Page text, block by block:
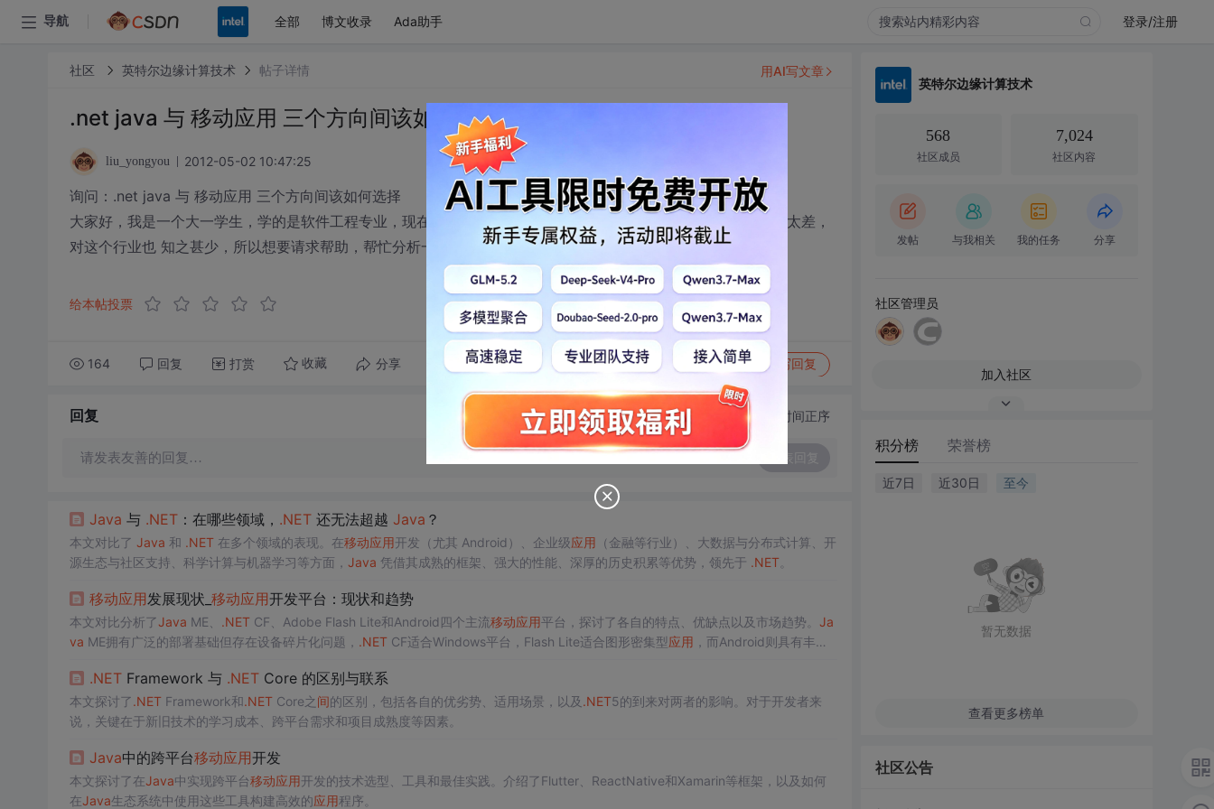
导航 全部 博文收录 Ada助手 登录/注册
社区 英特尔边缘计算技术 帖子详情
.net java 与 移动应用 三个方向间该如何选择
liu_yongyou 2012-05-02 10:47:25
询问：.net java 与 移动应用 三个方向间该如何选择
大家好，我是一个大一学生，学的是软件工程专业，现在要分.net java 和 移动应用三个方向，但由于自身的经验太差，
对这个行业也 知之甚少，所以想要请求帮助，帮忙分析一下这个抉择问题 谢谢
给本帖投票
164 回复 打赏 收藏 分享 转发到动态 举报 写回复
用AI写文章
回复 切换为时间正序
请发表友善的回复…
Java 与 .NET：在哪些领域， .NET还无法超越 Java ？
本文对比了 Java 和 .NET在多个领域的表现。在移动应用开发（尤其 Android）、企业级应用 （金融等行业）、大数据与分布式计算、开
源生态与社区支持、科学计算与机器学习等方面， Java 凭借其成熟的框架、强大的性能、深厚的历史积累等优势，领先于 .NET。
移动应用发展现状_ 移动应用开发平台：现状和趋势
本文对比分析了Java ME、 .NETCF、Adobe Flash Lite和Android四个主流移动应用平台，探讨了各自的特点、优缺点以及市场趋势。 Ja
va ME拥有广泛的部署基础但存在设备碎片化问题， .NETCF适合Windows平台，Flash Lite适合图形密集型应用 ，而Android则具有丰富
.NETFramework 与 .NETCore 的区别与联系
本文探讨了.NETFramework和.NETCore之间的区别，包括各自的优劣势、适用场景，以及 .NET5的到来对两者的影响。对于开发者来
说，关键在于新旧技术的学习成本、跨平台需求和项目成熟度等因素。
Java中的跨平台移动应用开发
本文探讨了在Java中实现跨平台移动应用开发的技术选型、工具和最佳实践。介绍了Flutter、ReactNative和Xamarin等框架，以及如何
在Java生态系统中使用这些工具构建高效的应用程序。
英特尔边缘计算技术
568
社区成员
7,024
社区内容
发帖 与我相关 我的任务 分享
社区管理员
加入社区
积分榜 荣誉榜
近7日 近30日 至今
暂无数据
查看更多榜单
社区公告